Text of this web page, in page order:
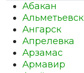
Абакан
Альметьевск
Ангарск
Апрелевка
Арзамас
Армавир